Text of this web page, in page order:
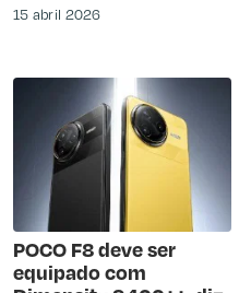
15 abril 2026
POCO F8 deve ser
equipado com